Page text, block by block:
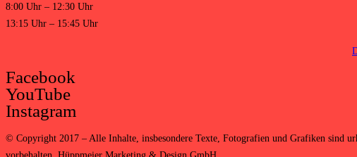
8:00 Uhr – 12:30 Uhr
13:15 Uhr – 15:45 Uhr
Facebook
YouTube
Instagram
© Copyright 2017 – Alle Inhalte, insbesondere Texte, Fotografien und Grafiken sind